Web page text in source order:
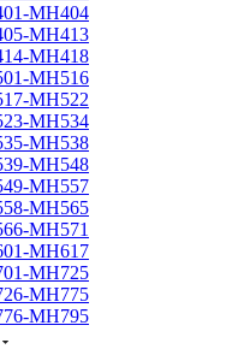
МН404
МН413
МН418
МН516
МН522
МН534
МН538
МН548
МН557
МН565
МН571
МН617
МН725
МН775
МН795